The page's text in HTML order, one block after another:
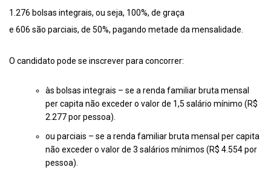
1.276 bolsas integrais, ou seja, 100%, de graça
e 606 são parciais, de 50%, pagando metade da mensalidade.
O candidato pode se inscrever para concorrer:
às bolsas integrais – se a renda familiar bruta mensal
per capita não exceder o valor de 1,5 salário mínimo (R$
2.277 por pessoa).
ou parciais – se a renda familiar bruta mensal per capita
não exceder o valor de 3 salários mínimos (R$ 4.554 por
pessoa).